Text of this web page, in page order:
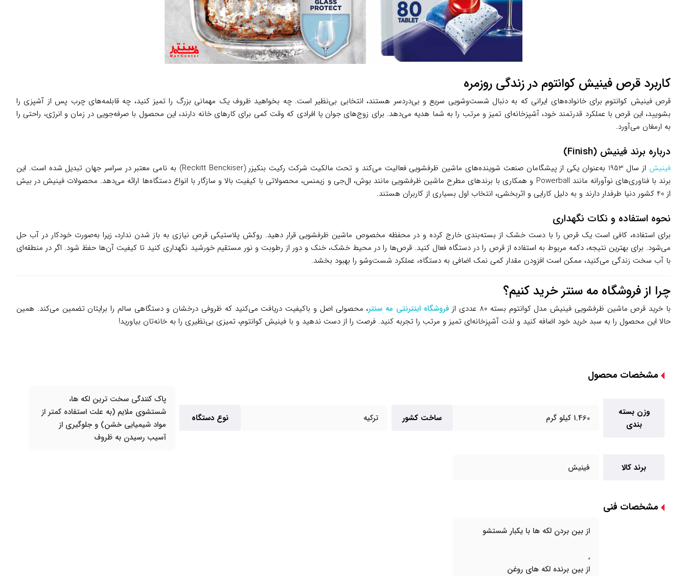
کاربرد قرص فینیش کوانتوم در زندگی روزمره
قرص فینیش کوانتوم برای خانواده‌های ایرانی که به دنبال شست‌وشویی سریع و بی‌دردسر هستند، انتخابی بی‌نظیر است. چه بخواهید ظروف یک مهمانی بزرگ را تمیز کنید، چه قابلمه‌های چرب پس از آشپزی را
بشویید، این قرص با عملکرد قدرتمند خود، آشپزخانه‌ای تمیز و مرتب را به شما هدیه می‌دهد. برای زوج‌های جوان یا افرادی که وقت کمی برای کارهای خانه دارند، این محصول با صرفه‌جویی در زمان و انرژی، راحتی را
به ارمغان می‌آورد.
درباره برند فینیش (Finish)
فینیش
از سال 1953 به‌عنوان یکی از پیشگامان صنعت شوینده‌های ماشین ظرفشویی فعالیت می‌کند و تحت مالکیت شرکت رکیت بنکیزر (Reckitt Benckiser) به نامی معتبر در سراسر جهان تبدیل شده است. این
برند با فناوری‌های نوآورانه مانند Powerball و همکاری با برندهای مطرح ماشین ظرفشویی مانند بوش، ال‌جی و زیمنس، محصولاتی با کیفیت بالا و سازگار با انواع دستگاه‌ها ارائه می‌دهد. محصولات فینیش در بیش
از 40 کشور دنیا طرفدار دارند و به دلیل کارایی و اثربخشی، انتخاب اول بسیاری از کاربران هستند.
نحوه استفاده و نکات نگهداری
برای استفاده، کافی است یک قرص را با دست خشک از بسته‌بندی خارج کرده و در محفظه مخصوص ماشین ظرفشویی قرار دهید. روکش پلاستیکی قرص نیازی به باز شدن ندارد، زیرا به‌صورت خودکار در آب حل
می‌شود. برای بهترین نتیجه، دکمه مربوط به استفاده از قرص را در دستگاه فعال کنید. قرص‌ها را در محیط خشک، خنک و دور از رطوبت و نور مستقیم خورشید نگهداری کنید تا کیفیت آن‌ها حفظ شود. اگر در منطقه‌ای
با آب سخت زندگی می‌کنید، ممکن است افزودن مقدار کمی نمک اضافی به دستگاه، عملکرد شست‌وشو را بهبود بخشد.
چرا از فروشگاه مه سنتر خرید کنیم؟
با خرید قرص ماشین ظرفشویی فینیش مدل کوانتوم بسته 80 عددی از فروشگاه اینترنتی مه سنتر، محصولی اصل و باکیفیت دریافت می‌کنید که ظروفی درخشان و دستگاهی سالم را برایتان تضمین می‌کند. همین
حالا این محصول را به سبد خرید خود اضافه کنید و لذت آشپزخانه‌ای تمیز و مرتب را تجربه کنید. فرصت را از دست ندهید و با فینیش کوانتوم، تمیزی بی‌نظیری را به خانه‌تان بیاورید!
مشخصات محصول
وزن بسته
بندی
1.460 کیلو گرم ساخت کشور ترکیه نوع دستگاه
پاک کنندگی سخت ترین لکه ها،
شستشوی ملایم (به علت استفاده کمتر از
مواد شیمیایی خشن) و جلوگیری از
آسیب رسیدن به ظروف
برند کالا فینیش
مشخصات فنی
از بین بردن لکه ها با یکبار شستشو
,
از بین برنده لکه های روغن